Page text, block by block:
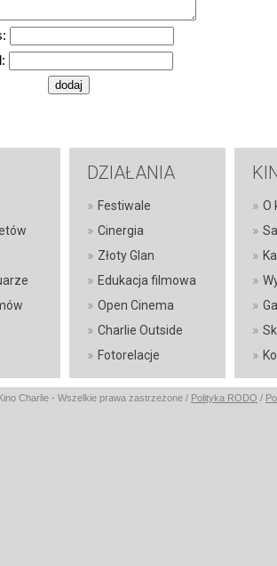
DZIAŁANIA
» Festiwale
» Cinergia
» Złoty Glan
» Edukacja filmowa
» Open Cinema
» Charlie Outside
» Fotorelacje
» O
»
»
»
»
»
»
Charlie - Wszelkie prawa zastrzeżone / Polityka RODO /